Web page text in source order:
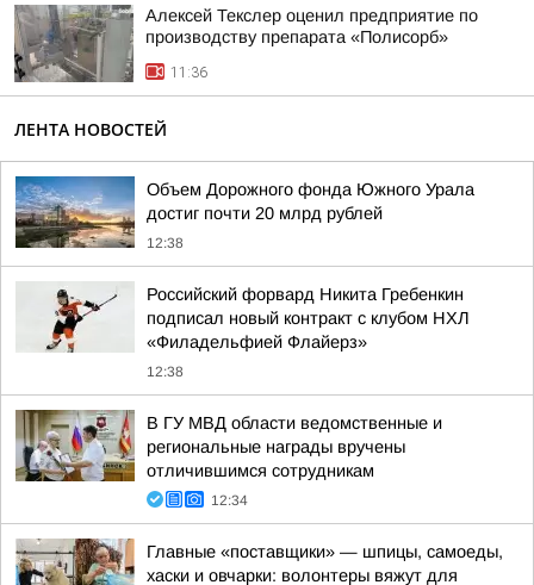
Алексей Текслер оценил предприятие по
производству препарата «Полисорб»
11:36
ЛЕНТА НОВОСТЕЙ
Объем Дорожного фонда Южного Урала
достиг почти 20 млрд рублей
12:38
Российский форвард Никита Гребенкин
подписал новый контракт с клубом НХЛ
«Филадельфией Флайерз»
12:38
В ГУ МВД области ведомственные и
региональные награды вручены
отличившимся сотрудникам
12:34
Главные «поставщики» — шпицы, самоеды,
хаски и овчарки: волонтеры вяжут для